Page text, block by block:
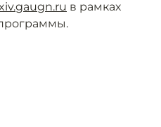
в рамках